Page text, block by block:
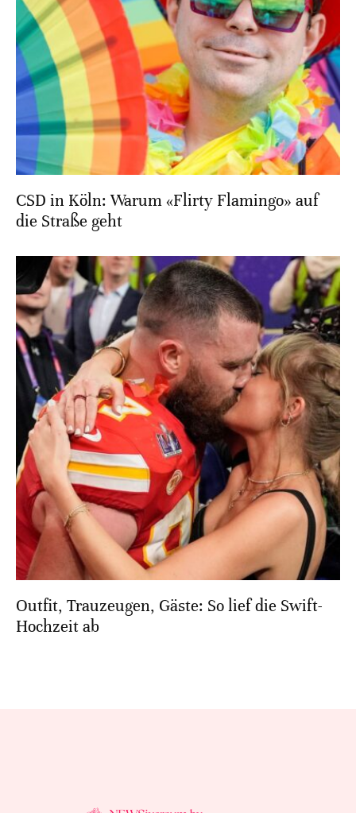
CSD in Köln: Warum «Flirty Flamingo» auf
die Straße geht
Outfit, Trauzeugen, Gäste: So lief die Swift-
Hochzeit ab